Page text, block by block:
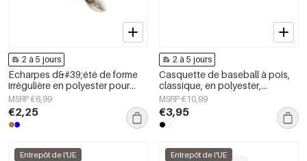
2 à 5 jours
Écharpes d&#39;été de forme
irrégulière en polyester pour
tous les jours, accessoires du
quotidien
MSRP €6,99
€2,25
2 à 5 jours
Casquette de baseball à pois,
classique, en polyester,
accessoire du quotidien
MSRP €10,99
€3,95
Entrepôt de l'UE Entrepôt de l'UE